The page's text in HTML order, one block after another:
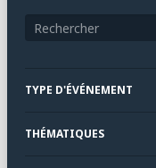
TYPE D'ÉVÉNEMENT
THÉMATIQUES